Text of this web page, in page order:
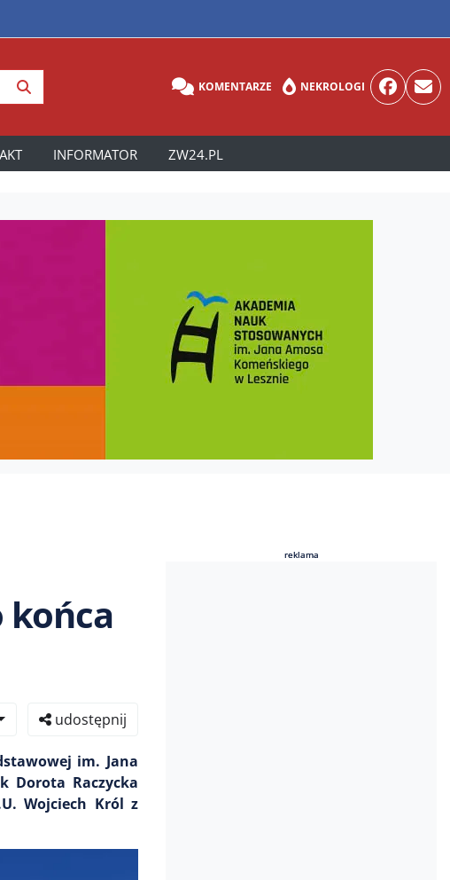
KOMENTARZE NEKROLOGI
INFORMATOR ZW24.PL
końca
udostępnij
im. Jana
Dorota Raczycka
Wojciech Król z
reklama
reklama